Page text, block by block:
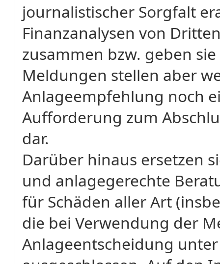
journalistischer Sorgfalt
Finanzanalysen von
zusammen bzw. geben
Meldungen stellen aber
Anlageempfehlung noch
Aufforderung zum
dar.
Darüber hinaus ersetzen
und anlagegerechte
für Schäden aller Art
die bei Verwendung der
Anlageentscheidung